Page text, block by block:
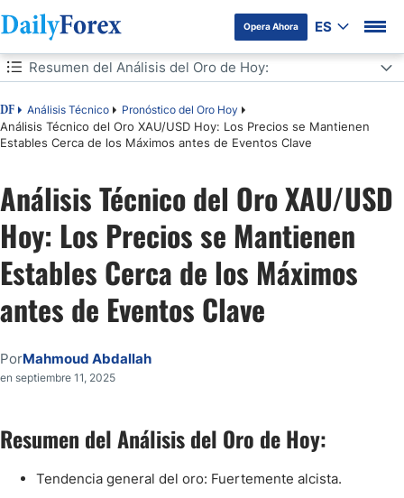
Opera Ahora ES
Tabla de contenidos
DF Análisis Técnico Pronóstico del Oro Hoy
Análisis Técnico del Oro XAU/USD Hoy: Los Precios se Mantienen
Estables Cerca de los Máximos antes de Eventos Clave
Resumen del Análisis del Oro de Hoy:
Resumen del Análisis del Oro de Hoy:
Señales de Trading de Oro para Hoy:
Análisis Técnico del Precio del Oro (XAU/USD) Hoy:
El Panorama del Oro Sigue Siendo Fuerte en los Próximos Días
Consejos de Trading:
Las Guerras Comerciales de Trump No se Detienen
Análisis Técnico del Oro XAU/USD
Hoy: Los Precios se Mantienen
Estables Cerca de los Máximos
antes de Eventos Clave
PorMahmoud Abdallah
en septiembre 11, 2025
Resumen del Análisis del Oro de Hoy:
Tendencia general del oro: Fuertemente alcista.